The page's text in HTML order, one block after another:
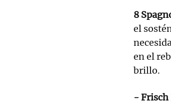
8
el
en el
brillo.
- Frisch